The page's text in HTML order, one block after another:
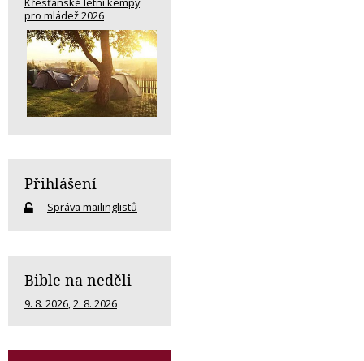
pro mládež 2026
Přihlášení
Správa mailinglistů
Bible na neděli
9. 8. 2026,2. 8. 2026